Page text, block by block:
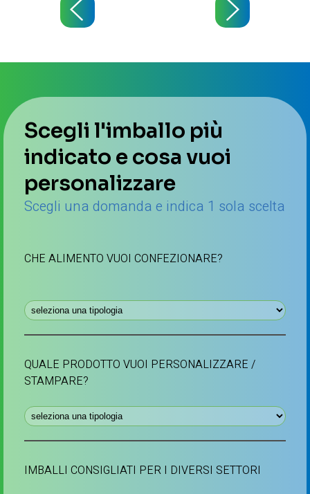
Scegli l'imballo più
indicato e cosa vuoi
personalizzare
Scegli una domanda e indica 1 sola scelta
CHE ALIMENTO VUOI CONFEZIONARE?
QUALE PRODOTTO VUOI PERSONALIZZARE /
STAMPARE?
IMBALLI CONSIGLIATI PER I DIVERSI SETTORI